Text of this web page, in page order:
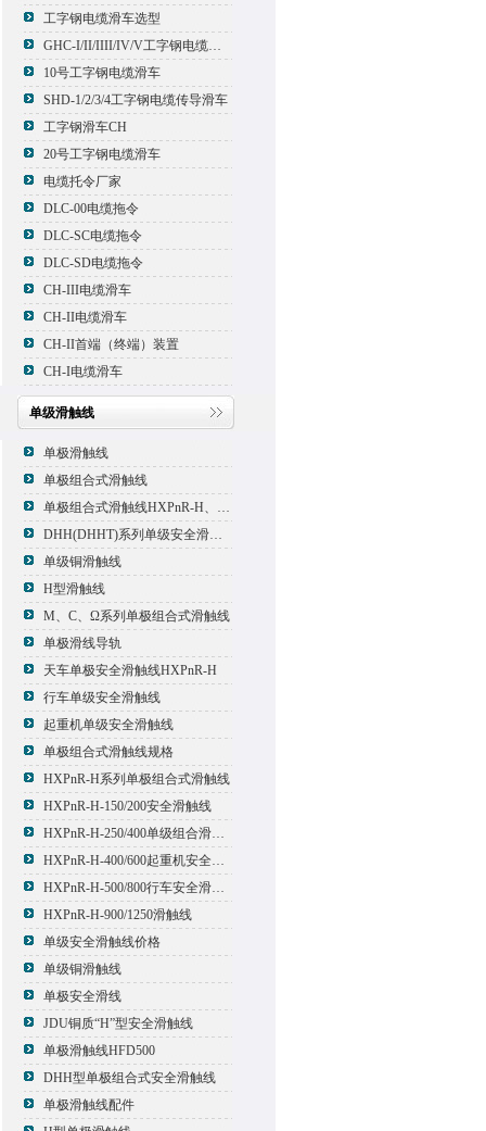
工字钢电缆滑车选型
GHC-I/II/IIII/IV/V工字钢电缆滑车
10号工字钢电缆滑车
SHD-1/2/3/4工字钢电缆传导滑车
工字钢滑车CH
20号工字钢电缆滑车
电缆托令厂家
DLC-00电缆拖令
DLC-SC电缆拖令
DLC-SD电缆拖令
CH-III电缆滑车
CH-II电缆滑车
CH-II首端（终端）装置
CH-I电缆滑车
单级滑触线
单极滑触线
单极组合式滑触线
单极组合式滑触线HXPnR-H、HXPnR-H8 、HXPnR-HT
DHH(DHHT)系列单级安全滑触线
单级铜滑触线
H型滑触线
M、C、Ω系列单极组合式滑触线
单极滑线导轨
天车单极安全滑触线HXPnR-H
行车单级安全滑触线
起重机单级安全滑触线
单极组合式滑触线规格
HXPnR-H系列单极组合式滑触线
HXPnR-H-150/200安全滑触线
HXPnR-H-250/400单级组合滑触线
HXPnR-H-400/600起重机安全滑触线
HXPnR-H-500/800行车安全滑触线
HXPnR-H-900/1250滑触线
单级安全滑触线价格
单级铜滑触线
单极安全滑线
JDU铜质“H”型安全滑触线
单极滑触线HFD500
DHH型单极组合式安全滑触线
单极滑触线配件